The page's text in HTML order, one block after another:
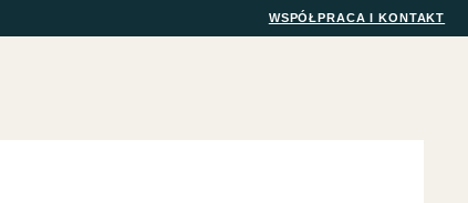
WSPÓŁPRACA I KONTAKT